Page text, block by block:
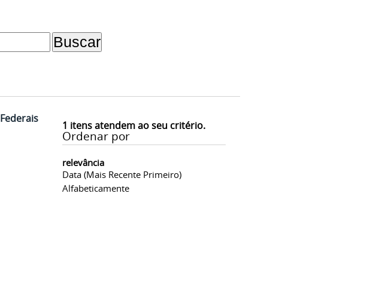
1 itens atendem ao seu critério.
Ordenar por
relevância
Data (mais Recente Primeiro)
Alfabeticamente